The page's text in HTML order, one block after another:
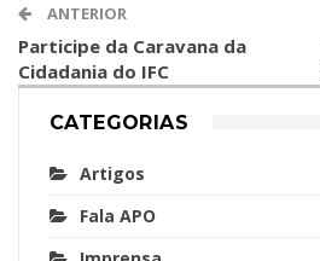
ANTERIOR
Participe da Caravana da
Cidadania do IFC
CATEGORIAS
Artigos
Fala APO